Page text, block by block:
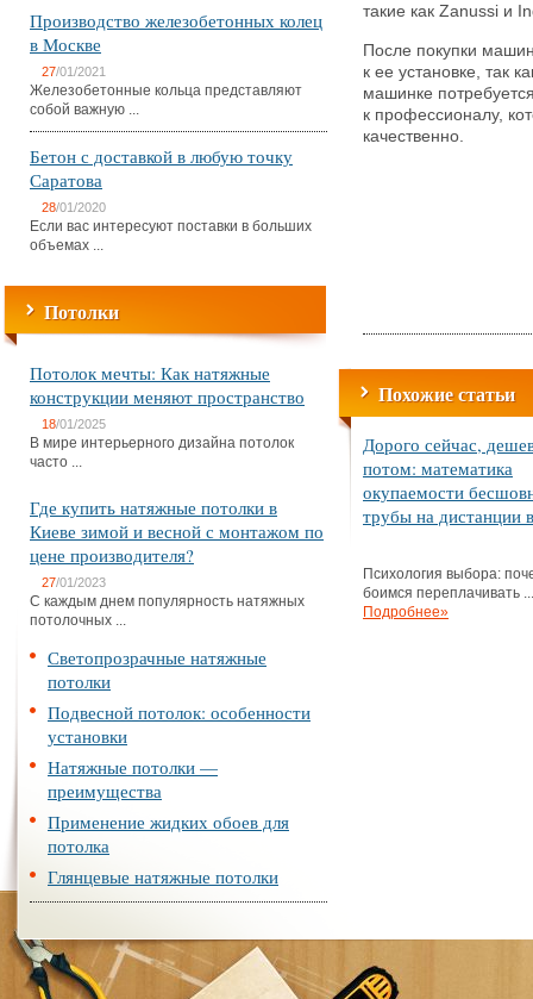
Производство железобетонных колец
в Москве
27/01/2021
Железобетонные кольца представляют
собой важную ...
Бетон с доставкой в любую точку
Саратова
28/01/2020
Если вас интересуют поставки в больших
объемах ...
Потолки
Потолок мечты: Как натяжные
конструкции меняют пространство
18/01/2025
В мире интерьерного дизайна потолок
часто ...
Где купить натяжные потолки в
Киеве зимой и весной с монтажом по
цене производителя?
27/01/2023
С каждым днем популярность натяжных
потолочных ...
Светопрозрачные натяжные
потолки
Подвесной потолок: особенности
установки
Натяжные потолки —
преимущества
Применение жидких обоев для
потолка
Глянцевые натяжные потолки
такие как Zanussi и
После покупки
к ее установке, так
машинке
к профессионалу,
качественно.
Похожие статьи
Дорого сейчас,
потом: математика
окупаемости
трубы на дистанции
Психология выбора:
боимся переплачивать ...
Подробнее»